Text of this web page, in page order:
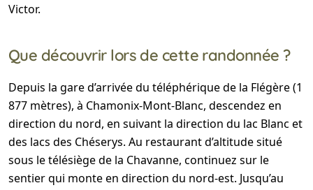
Victor.
Que découvrir lors de cette randonnée ?
Depuis la gare d’arrivée du téléphérique de la Flégère (1
877 mètres), à Chamonix-Mont-Blanc, descendez en
direction du nord, en suivant la direction du lac Blanc et
des lacs des Chéserys. Au restaurant d’altitude situé
sous le télésiège de la Chavanne, continuez sur le
sentier qui monte en direction du nord-est. Jusqu’au